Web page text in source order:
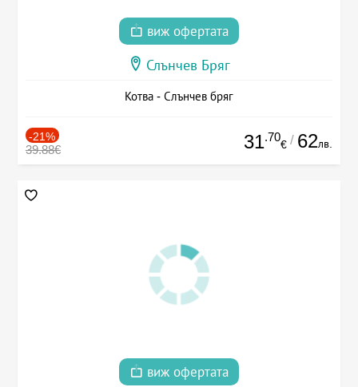
виж офертата
Слънчев Бряг
Котва - Слънчев бряг
-21%
39.88€ 31.70
€ / 62лв.
виж офертата